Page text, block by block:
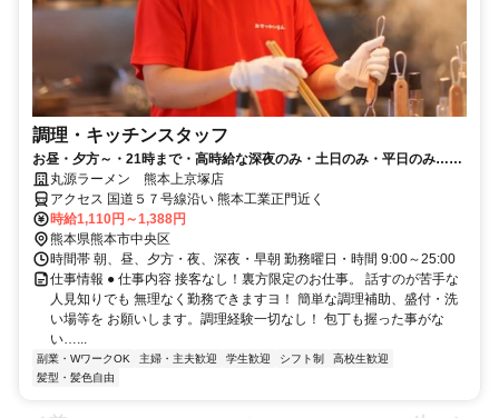
調理・キッチンスタッフ
お昼・夕方～・21時まで・高時給な深夜のみ・土日のみ・平日のみ…好
きな時間・曜日でＯＫ！
丸源ラーメン 熊本上京塚店
アクセス 国道５７号線沿い 熊本工業正門近く
時給1,110円～1,388円
熊本県熊本市中央区
時間帯 朝、昼、夕方・夜、深夜・早朝 勤務曜日・時間 9:00～25:00
仕事情報 ● 仕事内容 接客なし！裏方限定のお仕事。 話すのが苦手な
人見知りでも 無理なく勤務できますヨ！ 簡単な調理補助、盛付・洗
い場等を お願いします。調理経験一切なし！ 包丁も握った事がな
い…...
副業・WワークOK 主婦・主夫歓迎 学生歓迎 シフト制
高校生歓迎
髪型・髪色自由